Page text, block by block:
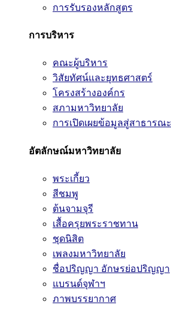
การรับรองหลักสูตร
การบริหาร
คณะผู้บริหาร
วิสัยทัศน์และยุทธศาสตร์
โครงสร้างองค์กร
สภามหาวิทยาลัย
การเปิดเผยข้อมูลสู่สาธารณะ
อัตลักษณ์มหาวิทยาลัย
พระเกี้ยว
สีชมพู
ต้นจามจุรี
เสื้อครุยพระราชทาน
ชุดนิสิต
เพลงมหาวิทยาลัย
ชื่อปริญญา อักษรย่อปริญญา
แบรนด์จุฬาฯ
ภาพบรรยากาศ